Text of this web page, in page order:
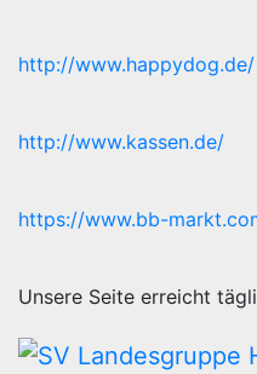
http://www.happydog.de/
http://www.kassen.de/
https://www.bb-
Unsere Seite erreicht